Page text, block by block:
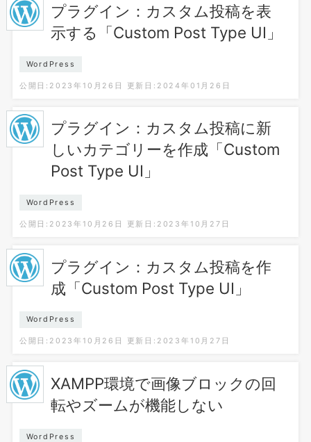
プラグイン：カスタム投稿を表
示する「Custom Post Type UI」
WordPress
公開日:2023年10月26日 更新日:2024年01月26日
プラグイン：カスタム投稿に新
しいカテゴリーを作成「Custom
Post Type UI」
WordPress
公開日:2023年10月26日 更新日:2023年10月27日
プラグイン：カスタム投稿を作
成「Custom Post Type UI」
WordPress
公開日:2023年10月26日 更新日:2023年10月27日
XAMPP環境で画像ブロックの回
転やズームが機能しない
WordPress